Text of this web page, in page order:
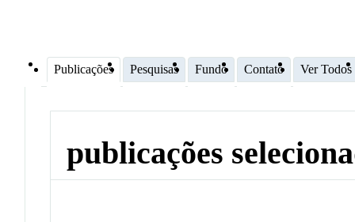
Publicações Pesquisas Fundo Contato Ver Todos
publicações